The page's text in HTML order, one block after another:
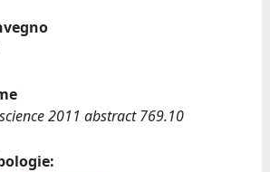
2011 abstract 769.10